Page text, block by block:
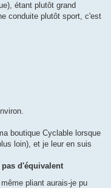
étant plutôt grand
conduite plutôt sport, c'est
boutique Cyclable lorsque
loin), et je leur en suis
d'équivalent
pliant aurais-je pu